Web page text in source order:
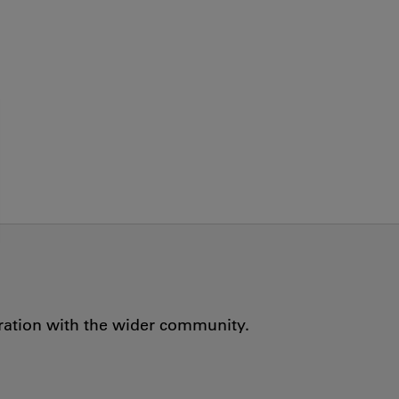
with the wider community.